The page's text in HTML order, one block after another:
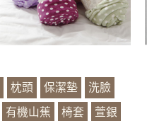
枕頭 保潔墊 洗臉
有機山蕉 椅套 萱銀